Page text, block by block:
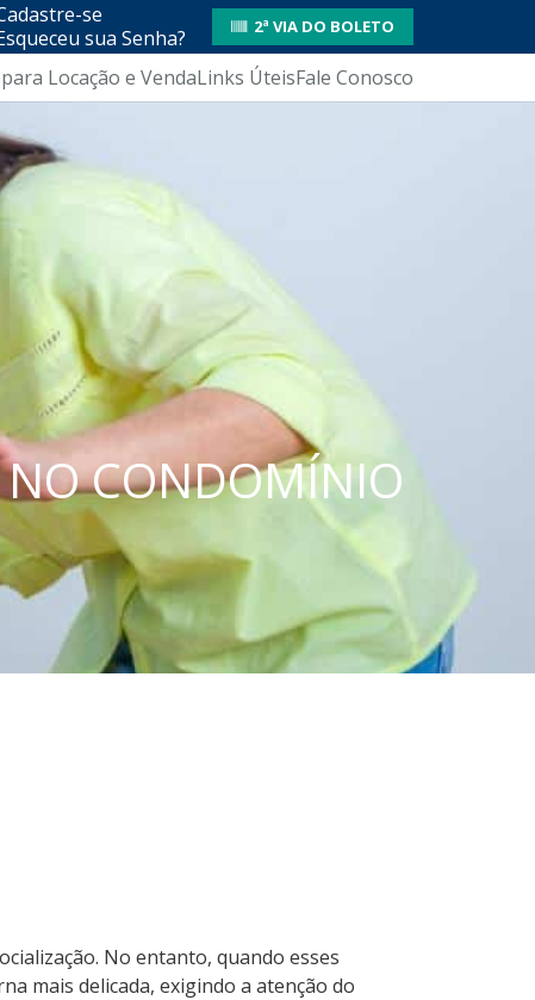
se
sua Senha?
2ª VIA DO BOLETO
Locação e VendaLinks ÚteisFale Conosco
NO CONDOMÍNIO
No entanto, quando esses
mais delicada, exigindo a atenção do